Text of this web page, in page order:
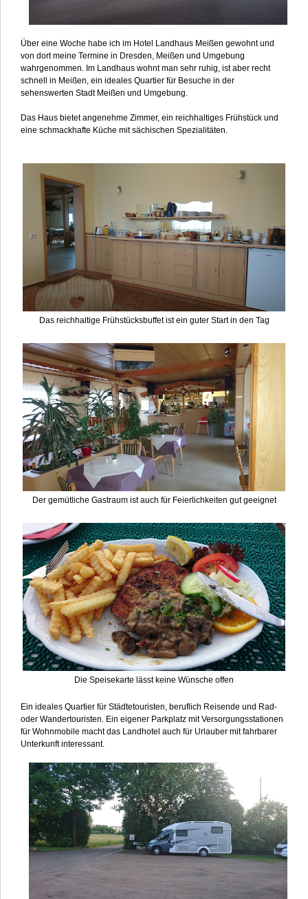
Über eine Woche habe ich im Hotel Landhaus Meißen gewohnt und
von dort meine Termine in Dresden, Meißen und Umgebung
wahrgenommen. Im Landhaus wohnt man sehr ruhig, ist aber recht
schnell in Meißen, ein ideales Quartier für Besuche in der
sehenswerten Stadt Meißen und Umgebung.
Das Haus bietet angenehme Zimmer, ein reichhaltiges Frühstück und
eine schmackhafte Küche mit sächischen Spezialitäten.
Das reichhaltige Frühstücksbuffet ist ein guter Start in den Tag
Der gemütliche Gastraum ist auch für Feierlichkeiten gut geeignet
Die Speisekarte lässt keine Wünsche offen
Ein ideales Quartier für Städtetouristen, beruflich Reisende und Rad-
oder Wandertouristen. Ein eigener Parkplatz mit Versorgungsstationen
für Wohnmobile macht das Landhotel auch für Urlauber mit fahrbarer
Unterkunft interessant.